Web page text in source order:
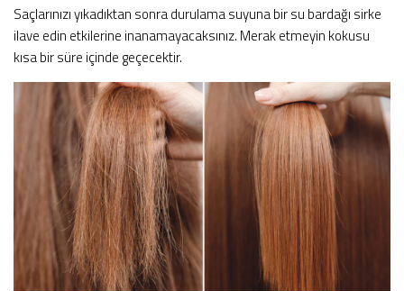
Saçlarınızı yıkadıktan sonra durulama suyuna bir su bardağı sirke
ilave edin etkilerine inanamayacaksınız. Merak etmeyin kokusu
kısa bir süre içinde geçecektir.